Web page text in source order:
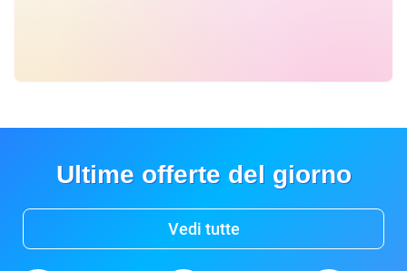
Ultime offerte del giorno
Vedi tutte